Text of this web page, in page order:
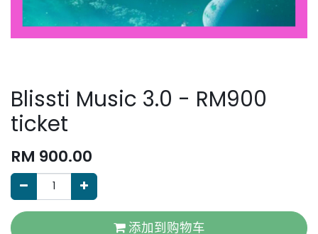
Blissti Music 3.0 - RM900
ticket
RM 900.00
添加到购物车